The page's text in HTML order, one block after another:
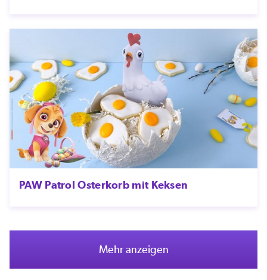
PAW Patrol Osterkorb mit Keksen
Mehr anzeigen